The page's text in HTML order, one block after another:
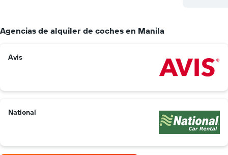
Agencias de alquiler de coches en Manila
Avis
National